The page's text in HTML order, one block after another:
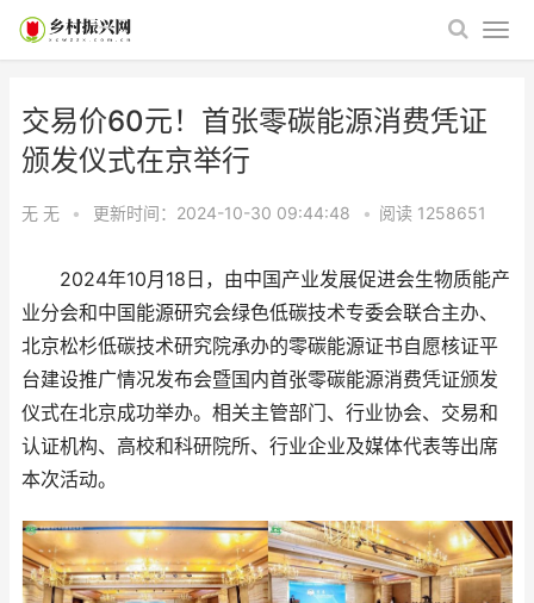
交易价60元！首张零碳能源消费凭证
颁发仪式在京举行
无 无 • 更新时间：2024-10-30 09:44:48 • 阅读 1258651
2024年10月18日，由中国产业发展促进会生物质能产
业分会和中国能源研究会绿色低碳技术专委会联合主办、
北京松杉低碳技术研究院承办的零碳能源证书自愿核证平
台建设推广情况发布会暨国内首张零碳能源消费凭证颁发
仪式在北京成功举办。相关主管部门、行业协会、交易和
认证机构、高校和科研院所、行业企业及媒体代表等出席
本次活动。